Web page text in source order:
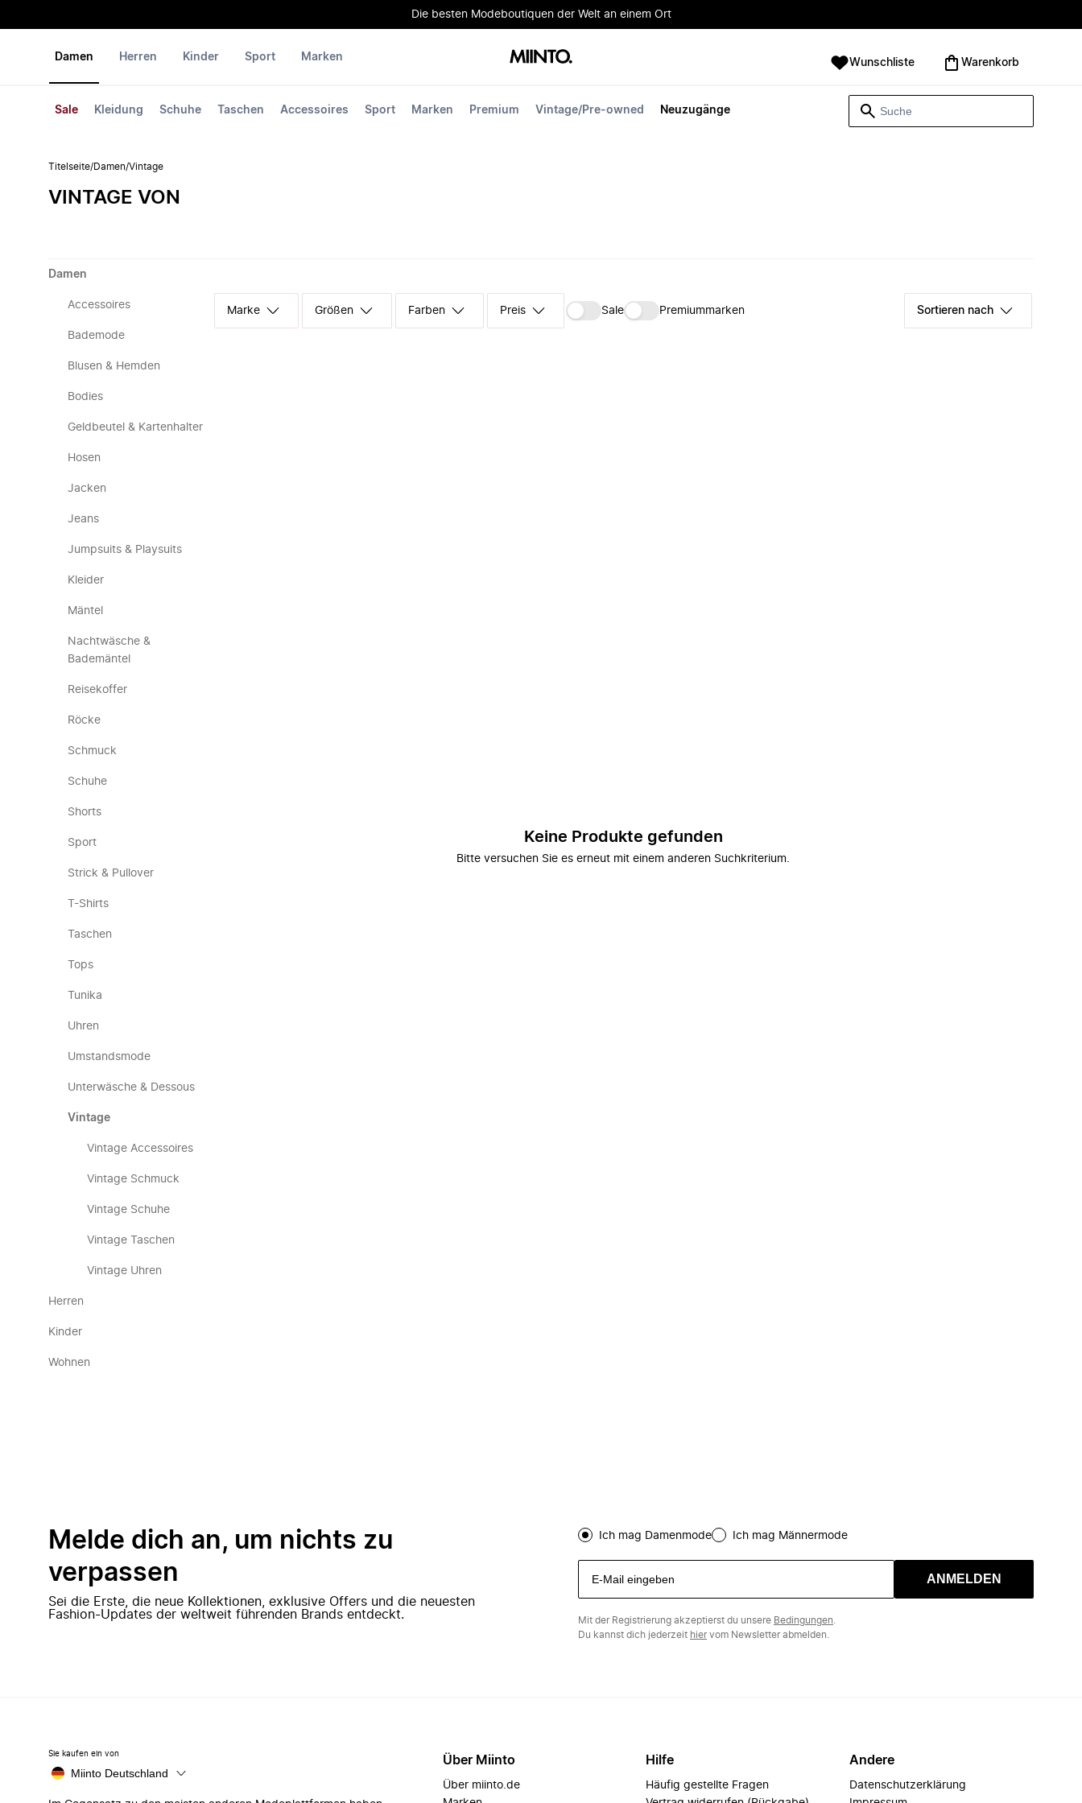
Die besten Modeboutiquen der Welt an einem Ort
Damen
Sale Kleidung Schuhe Taschen Accessoires Sport Marken Premium Vintage/Pre-owned Neuzugänge
Herren Kinder Sport Marken Wunschliste Warenkorb
Titelseite/Damen/Vintage
VINTAGE VON
Damen
Accessoires
Bademode
Blusen & Hemden
Bodies
Geldbeutel & Kartenhalter
Hosen
Jacken
Jeans
Jumpsuits & Playsuits
Kleider
Mäntel
Nachtwäsche &
Bademäntel
Reisekoffer
Röcke
Schmuck
Schuhe
Shorts
Sport
Strick & Pullover
T-Shirts
Taschen
Tops
Tunika
Uhren
Umstandsmode
Unterwäsche & Dessous
Vintage
Vintage Accessoires
Vintage Schmuck
Vintage Schuhe
Vintage Taschen
Vintage Uhren
Herren
Kinder
Wohnen
Marke Größen Farben Preis Sale Premiummarken Sortieren nach
Keine Produkte gefunden
Bitte versuchen Sie es erneut mit einem anderen Suchkriterium.
Melde dich an, um nichts zu
verpassen
Sei die Erste, die neue Kollektionen, exklusive Offers und die neuesten
Fashion-Updates der weltweit führenden Brands entdeckt.
Ich mag Damenmode Ich mag Männermode
ANMELDEN
Mit der Registrierung akzeptierst du unsere Bedingungen
Du kannst dich jederzeit hiervom Newsletter abmelden.
Sie kaufen ein von
Miinto Deutschland
Über Miinto
Über miinto.de
Hilfe
Häufig gestellte Fragen
Andere
Datenschutzerklärung